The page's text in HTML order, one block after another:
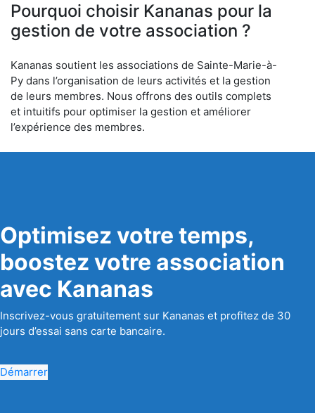
Pourquoi choisir Kananas pour la
gestion de votre association ?
Kananas soutient les associations de Sainte-Marie-à-
Py dans l’organisation de leurs activités et la gestion
de leurs membres. Nous offrons des outils complets
et intuitifs pour optimiser la gestion et améliorer
l’expérience des membres.
Optimisez votre temps,
boostez votre association
avec Kananas
Inscrivez-vous gratuitement sur Kananas et profitez de 30
jours d’essai sans carte bancaire.
Démarrer